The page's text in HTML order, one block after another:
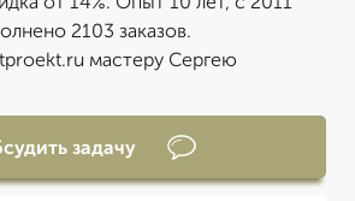
2103 заказов.
мастеру Сергею
задачу